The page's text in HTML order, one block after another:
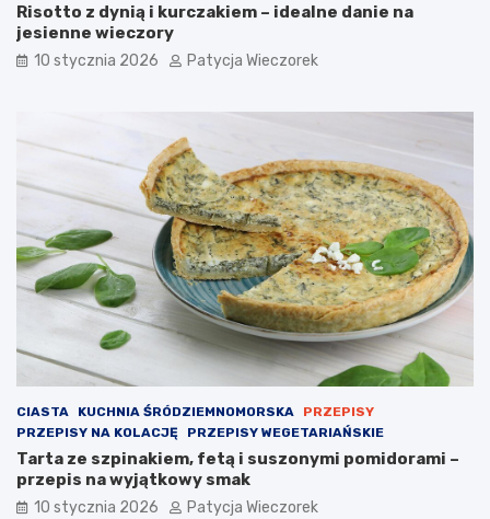
Risotto z dynią i kurczakiem – idealne danie na
jesienne wieczory
10 stycznia 2026 Patycja Wieczorek
CIASTA KUCHNIA ŚRÓDZIEMNOMORSKA
PRZEPISY
PRZEPISY NA KOLACJĘ
PRZEPISY WEGETARIAŃSKIE
Tarta ze szpinakiem, fetą i suszonymi pomidorami –
przepis na wyjątkowy smak
10 stycznia 2026 Patycja Wieczorek